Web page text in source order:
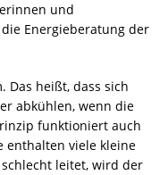
und
Energieberatung der
Das heißt, dass sich
abkühlen, wenn die
funktioniert auch
enthalten viele kleine
leitet, wird der